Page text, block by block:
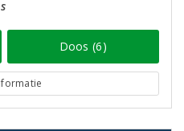
Doos (6)